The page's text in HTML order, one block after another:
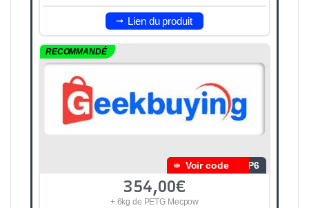
Lien du produit
RECOMMANDÉ
Voir code 1P6
354,00€
+ 6kg de PETG Mecpow